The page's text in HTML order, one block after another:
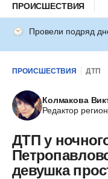
ПРОИСШЕСТВИЯ
Провели подряд
ПРОИСШЕСТВИЯ ДТП
Колмакова
Редактор
ДТП у
девушка